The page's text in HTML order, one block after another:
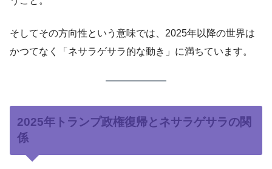
そしてその方向性という意味では、2025年以降の世界は
かつてなく「ネサラゲサラ的な動き」に満ちています。
2025年トランプ政権復帰とネサラゲサラの関
係